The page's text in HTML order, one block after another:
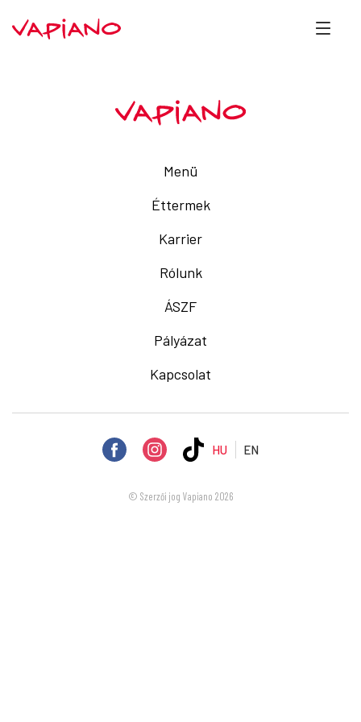
Menü
Éttermek
Karrier
Rólunk
ÁSZF
Pályázat
Kapcsolat
HU EN
© Szerzői jog Vapiano 2026